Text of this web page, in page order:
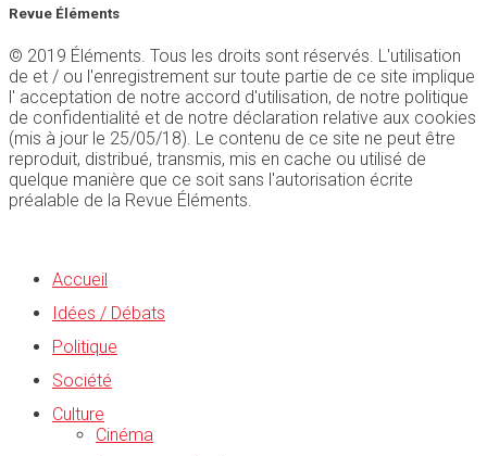
Revue Éléments
© 2019 Éléments. Tous les droits sont réservés. L'utilisation
de et / ou l'enregistrement sur toute partie de ce site implique
l' acceptation de notre accord d'utilisation, de notre politique
de confidentialité et de notre déclaration relative aux cookies
(mis à jour le 25/05/18). Le contenu de ce site ne peut être
reproduit, distribué, transmis, mis en cache ou utilisé de
quelque manière que ce soit sans l'autorisation écrite
préalable de la Revue Éléments.
Accueil
Idées / Débats
Politique
Société
Culture
Cinéma